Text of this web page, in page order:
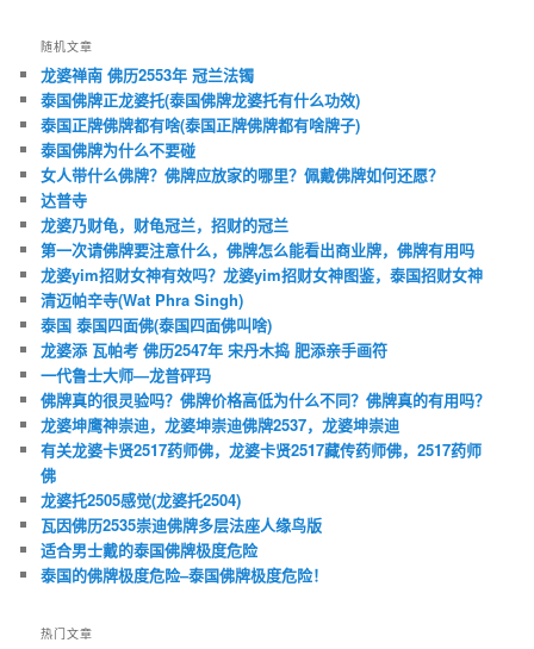
随机文章
龙婆禅南 佛历2553年 冠兰法镯
泰国佛牌正龙婆托(泰国佛牌龙婆托有什么功效)
泰国正牌佛牌都有啥(泰国正牌佛牌都有啥牌子)
泰国佛牌为什么不要碰
女人带什么佛牌？佛牌应放家的哪里？佩戴佛牌如何还愿？
达普寺
龙婆乃财龟，财龟冠兰，招财的冠兰
第一次请佛牌要注意什么，佛牌怎么能看出商业牌，佛牌有用吗
龙婆yim招财女神有效吗？龙婆yim招财女神图鉴，泰国招财女神
清迈帕辛寺(Wat Phra Singh)
泰国 泰国四面佛(泰国四面佛叫啥)
龙婆添 瓦帕考 佛历2547年 宋丹木捣 肥添亲手画符
一代鲁士大师—龙普砰玛
佛牌真的很灵验吗？佛牌价格高低为什么不同？佛牌真的有用吗？
龙婆坤鹰神崇迪，龙婆坤崇迪佛牌2537，龙婆坤崇迪
有关龙婆卡贤2517药师佛，龙婆卡贤2517藏传药师佛，2517药师
佛
龙婆托2505感觉(龙婆托2504)
瓦因佛历2535崇迪佛牌多层法座人缘鸟版
适合男士戴的泰国佛牌极度危险
泰国的佛牌极度危险–泰国佛牌极度危险！
热门文章